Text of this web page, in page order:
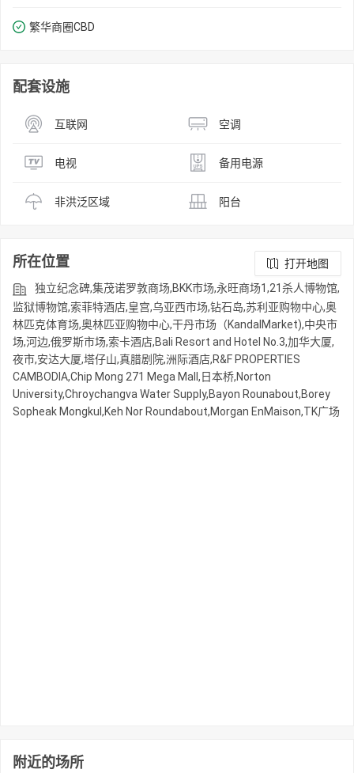
繁华商圈​​CBD
配套设施
互联网 空调
电视 备用电源
非洪泛区域 阳台
所在位置
打开地图
独立纪念碑,集茂诺罗敦商场,BKK市场,永旺商场1,21杀人博物馆,
监狱博物馆,索菲特酒店,皇宫,乌亚西市场,钻石岛,苏利亚购物中心,奥
林匹克体育场,奥林匹亚购物中心,干丹市场（KandalMarket),中央市
场,河边,俄罗斯市场,索卡酒店,Bali Resort and Hotel No.3,加华大厦,
夜市,安达大厦,塔仔山,真腊剧院,洲际酒店,R&F PROPERTIES
CAMBODIA,Chip Mong 271 Mega Mall,日本桥,Norton
University,Chroychangva Water Supply,Bayon Rounabout,Borey
Sopheak Mongkul,Keh Nor Roundabout,Morgan EnMaison,TK广场
附近的场所